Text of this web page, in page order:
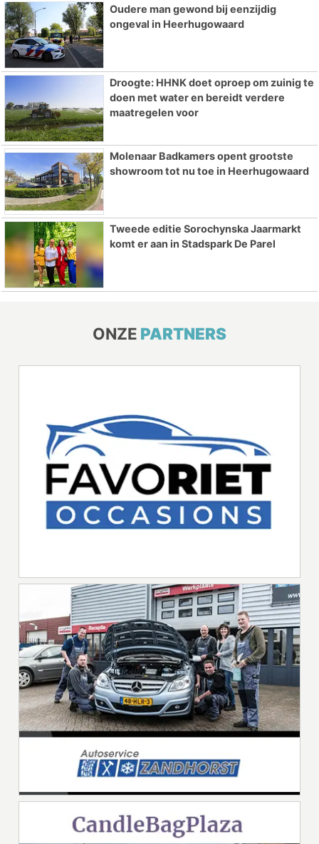
Oudere man gewond bij eenzijdig
ongeval in Heerhugowaard
Droogte: HHNK doet oproep om zuinig te
doen met water en bereidt verdere
maatregelen voor
Molenaar Badkamers opent grootste
showroom tot nu toe in Heerhugowaard
Tweede editie Sorochynska Jaarmarkt
komt er aan in Stadspark De Parel
ONZE PARTNERS